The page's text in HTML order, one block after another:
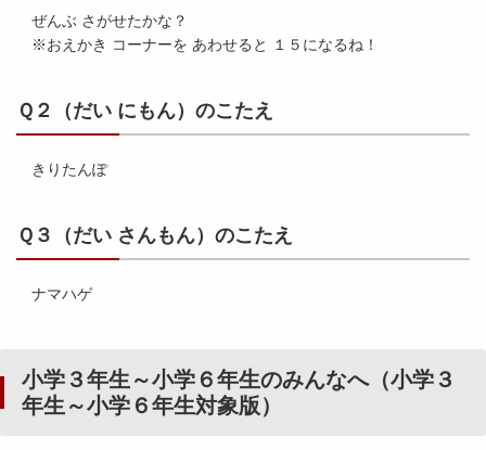
ぜんぶ さがせたかな？
※おえかき コーナーを あわせると １５になるね！
Ｑ２（だい にもん）のこたえ
きりたんぽ
Ｑ３（だい さんもん）のこたえ
ナマハゲ
小学３年生～小学６年生のみんなへ（小学３
年生～小学６年生対象版）